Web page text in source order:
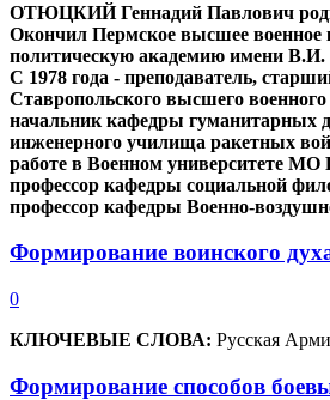
ОТЮЦКИЙ Геннадий Павлович
Окончил Пермское высшее
политическую академию имени
С 1978 года - преподаватель,
Ставропольского высшего
начальник кафедры гуманитарных
инженерного училища ракетных
работе в Военном университете
профессор кафедры социальной
профессор кафедры Военно-
Формирование воинского
0
КЛЮЧЕВЫЕ СЛОВА: Русская
Формирование способов